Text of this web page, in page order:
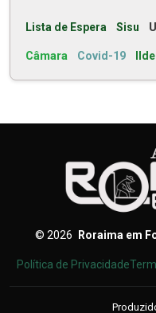
Lista de Espera Sisu
Câmara Covid-19
© 2026 Roraima em
Política de Privacidade